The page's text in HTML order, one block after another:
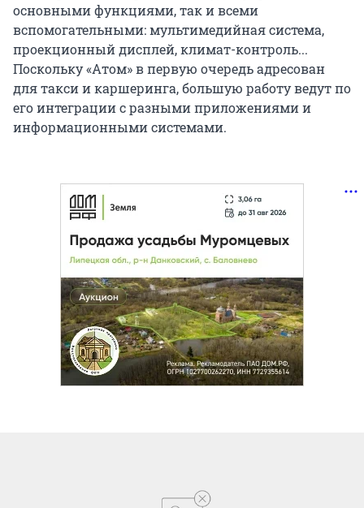
основными функциями, так и всеми
вспомогательными: мультимедийная система,
проекционный дисплей, климат-контроль...
Поскольку «Атом» в первую очередь адресован
для такси и каршеринга, большую работу ведут по
его интеграции с разными приложениями и
информационными системами.